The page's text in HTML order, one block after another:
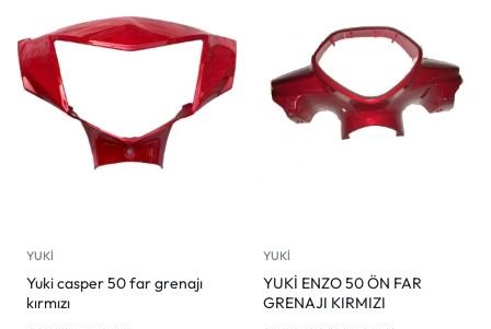
YUKİ
Yuki casper 50 far grenajı
kırmızı
YUKİ
YUKİ ENZO 50 ÖN FAR
GRENAJI KIRMIZI